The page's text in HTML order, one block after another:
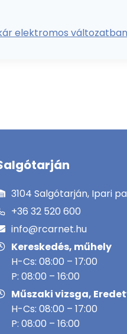
elektromos
3104 Salgótarján, Ipari
+36 32 520 600
info@rcarnet.hu
Kereskedés, műhely
H-Cs: 08:00 – 17:00
P: 08:00 – 16:00
Műszaki vizsga,
H-Cs: 08:00 – 17:00
P: 08:00 – 16:00